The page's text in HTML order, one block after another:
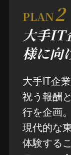
PLAN2
大手IT
様に向
大手IT企
祝う報酬
行を企画。
現代的な
体験する